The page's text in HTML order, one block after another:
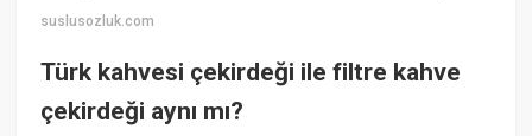
suslusozluk.com
Türk kahvesi çekirdeği ile filtre kahve
çekirdeği aynı mı?